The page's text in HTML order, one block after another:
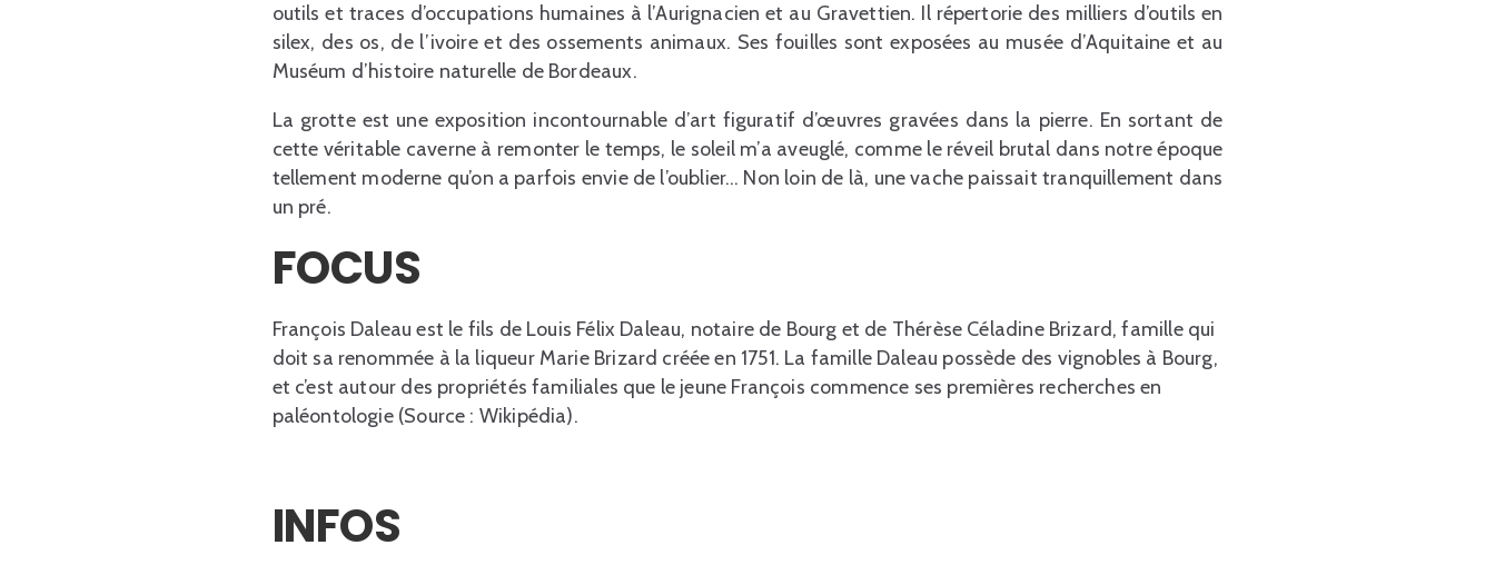
outils et traces d’occupations humaines à l’Aurignacien et au Gravettien. Il répertorie des milliers d’outils en
silex, des os, de l’ivoire et des ossements animaux. Ses fouilles sont exposées au musée d’Aquitaine et au
Muséum d’histoire naturelle de Bordeaux.
La grotte est une exposition incontournable d’art figuratif d’œuvres gravées dans la pierre. En sortant de
cette véritable caverne à remonter le temps, le soleil m’a aveuglé, comme le réveil brutal dans notre époque
tellement moderne qu’on a parfois envie de l’oublier… Non loin de là, une vache paissait tranquillement dans
un pré.
FOCUS
François Daleau est le fils de Louis Félix Daleau, notaire de Bourg et de Thérèse Céladine Brizard, famille qui
doit sa renommée à la liqueur Marie Brizard créée en 1751. La famille Daleau possède des vignobles à Bourg,
et c’est autour des propriétés familiales que le jeune François commence ses premières recherches en
paléontologie (Source : Wikipédia).
INFOS